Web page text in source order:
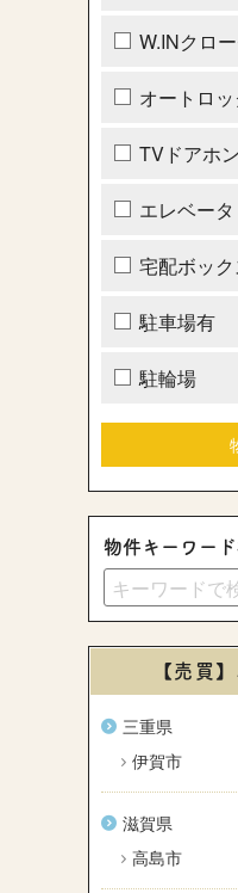
W.INクロ
オートロッ
TVドアホン
エレベータ
宅配ボック
駐車場有
駐輪場
物件キーワー
【売買
三重県
伊賀市
滋賀県
高島市